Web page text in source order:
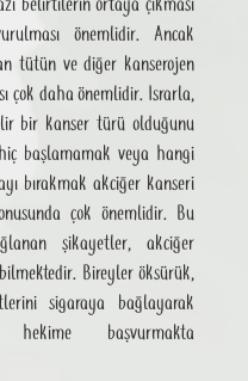
belirtilerin ortaya çıkması
önemlidir. Ancak
tütün ve diğer kanserojen
çok daha önemlidir. Israrla,
bir kanser türü olduğunu
başlamamak veya hangi
bırakmak akciğer kanseri
çok önemlidir. Bu
şikayetler, akciğer
Bireyler öksürük,
sigaraya bağlayarak
hekime başvurmakta